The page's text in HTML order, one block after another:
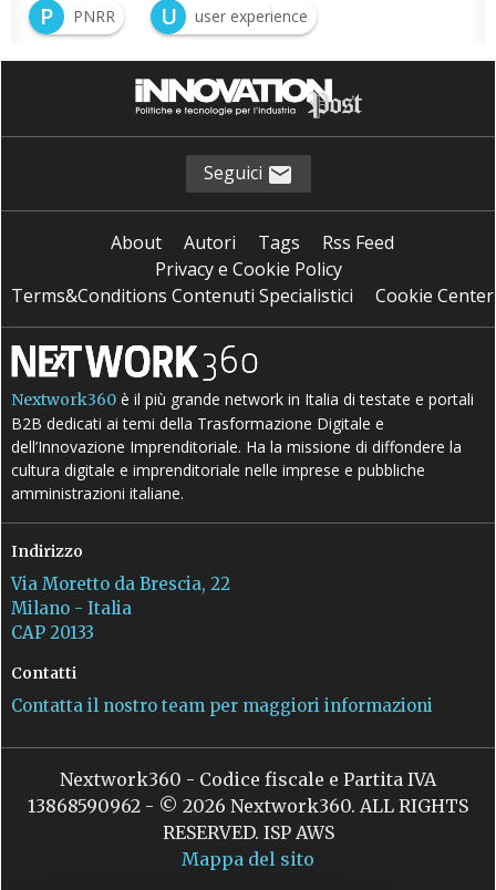
P
PNRR U user experience
Seguici
About Autori Tags
Rss Feed
Privacy e Cookie Policy
Terms&Conditions Contenuti Specialistici
Cookie Center
Nextwork360 è il più grande network in Italia di testate e portali
B2B dedicati ai temi della Trasformazione Digitale e
dell’Innovazione Imprenditoriale. Ha la missione di diffondere la
cultura digitale e imprenditoriale nelle imprese e pubbliche
amministrazioni italiane.
Indirizzo
Via Moretto da Brescia, 22
Milano - Italia
CAP 20133
Contatti
Contatta il nostro team per maggiori informazioni
Nextwork360 - Codice fiscale e Partita IVA
13868590962 - © 2026 Nextwork360. ALL RIGHTS
RESERVED. ISP AWS
Mappa del sito